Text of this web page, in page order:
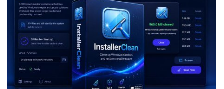
Jogos hoje na TV